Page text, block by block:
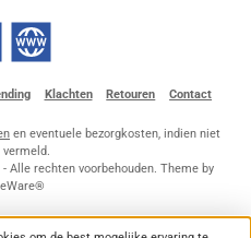
Website
Klachten Retouren Contact
en eventuele bezorgkosten, indien niet
vermeld.
Alle rechten voorbehouden. Theme by